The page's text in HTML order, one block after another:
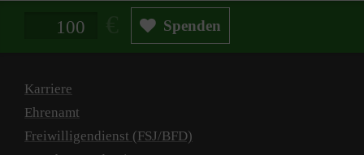
Spendenbetrag in Euro Spenden
Karriere
Ehrenamt
Freiwilligendienst (FSJ/BFD)